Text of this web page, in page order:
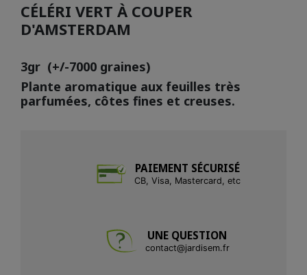
CÉLÉRI VERT À COUPER
D'AMSTERDAM
3gr (+/-7000 graines)
Plante aromatique aux feuilles très
parfumées, côtes fines et creuses.
PAIEMENT SÉCURISÉ
CB, Visa, Mastercard, etc
UNE QUESTION
contact@jardisem.fr